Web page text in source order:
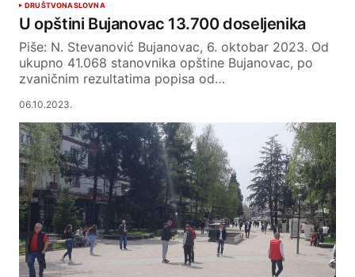
DRUŠTVONASLOVNA
U opštini Bujanovac 13.700 doseljenika
Piše: N. Stevanović Bujanovac, 6. oktobar 2023. Od
ukupno 41.068 stanovnika opštine Bujanovac, po
zvaničnim rezultatima popisa od…
06.10.2023.